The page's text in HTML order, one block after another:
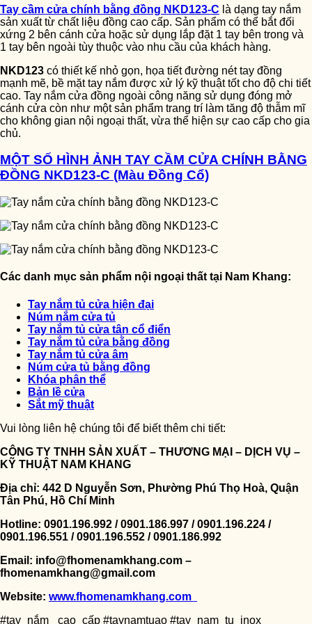
Tay cầm cửa chính bằng đồng NKD123-C là dạng tay nắm
sản xuất từ chất liệu đồng cao cấp. Sản phẩm có thể bắt đối
xứng 2 bên cánh cửa hoặc sử dụng lắp đặt 1 tay bên trong và
1 tay bên ngoài tùy thuộc vào nhu cầu của khách hàng.
NKD123 có thiết kế nhỏ gọn, họa tiết đường nét tay đồng
mạnh mẽ, bề mặt tay nắm được xử lý kỹ thuật tốt cho độ chi tiết
cao. Tay nắm cửa đồng ngoài công năng sử dụng đóng mở
cánh cửa còn như một sản phẩm trang trí làm tăng độ thẫm mĩ
cho không gian nội ngoại thất, vừa thể hiện sự cao cấp cho gia
chủ.
MỘT SỐ HÌNH ẢNH TAY CẦM CỬA CHÍNH BẰNG
ĐỒNG NKD123-C (Màu Đồng Cổ)
Các danh mục sản phẩm nội ngoại thất tại Nam Khang:
Tay nắm tủ cửa hiện đại
Núm nắm cửa tủ
Tay nắm tủ cửa tân cổ điển
Tay nắm tủ cửa bằng đồng
Tay nắm tủ cửa âm
Núm cửa tủ bằng đồng
Khóa phân thể
Bản lề cửa
Sắt mỹ thuật
Vui lòng liên hệ chúng tôi để biết thêm chi tiết:
CÔNG TY TNHH SẢN XUẤT – THƯƠNG MẠI – DỊCH VỤ –
KỸ THUẬT NAM KHANG
Địa chỉ: 442 D Nguyễn Sơn, Phường Phú Thọ Hoà, Quận
Tân Phú, Hồ Chí Minh
Hotline: 0901.196.992 / 0901.186.997 / 0901.196.224 /
0901.196.551 / 0901.196.552 / 0901.186.992
Email: info@fhomenamkhang.com –
fhomenamkhang@gmail.com
Website: www.fhomenamkhang.com
#tay_nắm _cao_cấp #taynamtuao #tay_nam_tu_inox